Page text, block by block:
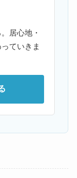
居心地・
ていきま